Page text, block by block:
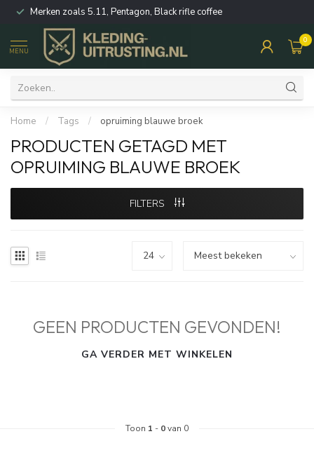
Merken zoals 5.11, Pentagon, Black rifle coffee
MENU
0
Home / Tags / opruiming blauwe broek
PRODUCTEN GETAGD MET
OPRUIMING BLAUWE BROEK
FILTERS
GEEN PRODUCTEN GEVONDEN!
GA VERDER MET WINKELEN
Toon 1 - 0van 0